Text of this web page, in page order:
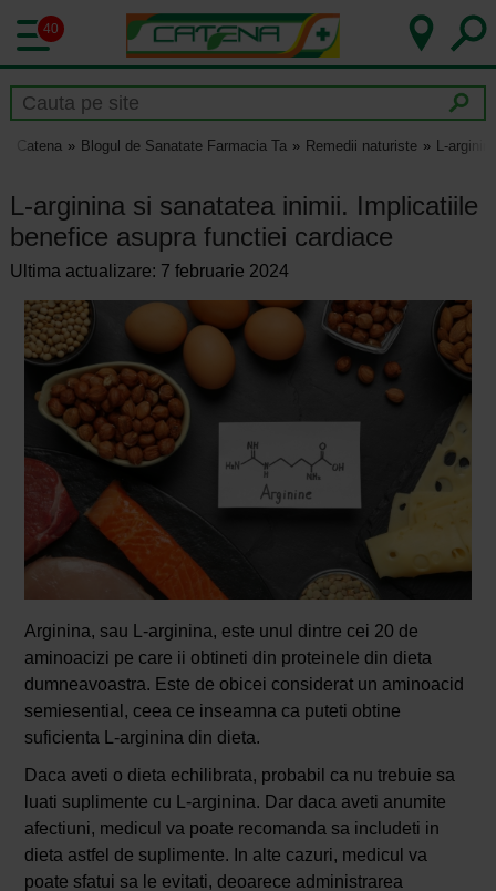
40
Catena Blogul de Sanatate Farmacia Ta Remedii naturiste L-
L-arginina si sanatatea inimii. Implicatiile
benefice asupra functiei cardiace
Ultima actualizare: 7 februarie 2024
Arginina, sau L-arginina, este unul dintre cei 20 de
aminoacizi pe care ii obtineti din proteinele din dieta
dumneavoastra. Este de obicei considerat un aminoacid
semiesential, ceea ce inseamna ca puteti obtine
suficienta L-arginina din dieta.
Daca aveti o dieta echilibrata, probabil ca nu trebuie sa
luati suplimente cu L-arginina. Dar daca aveti anumite
afectiuni, medicul va poate recomanda sa includeti in
dieta astfel de suplimente. In alte cazuri, medicul va
poate sfatui sa le evitati, deoarece administrarea